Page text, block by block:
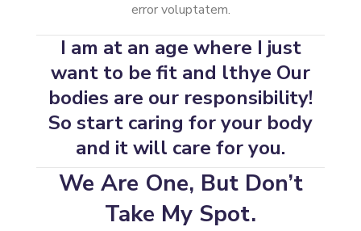
error voluptatem.
I am at an age where I just
want to be fit and lthye Our
bodies are our responsibility!
So start caring for your body
and it will care for you.
We Are One, But Don’t
Take My Spot.